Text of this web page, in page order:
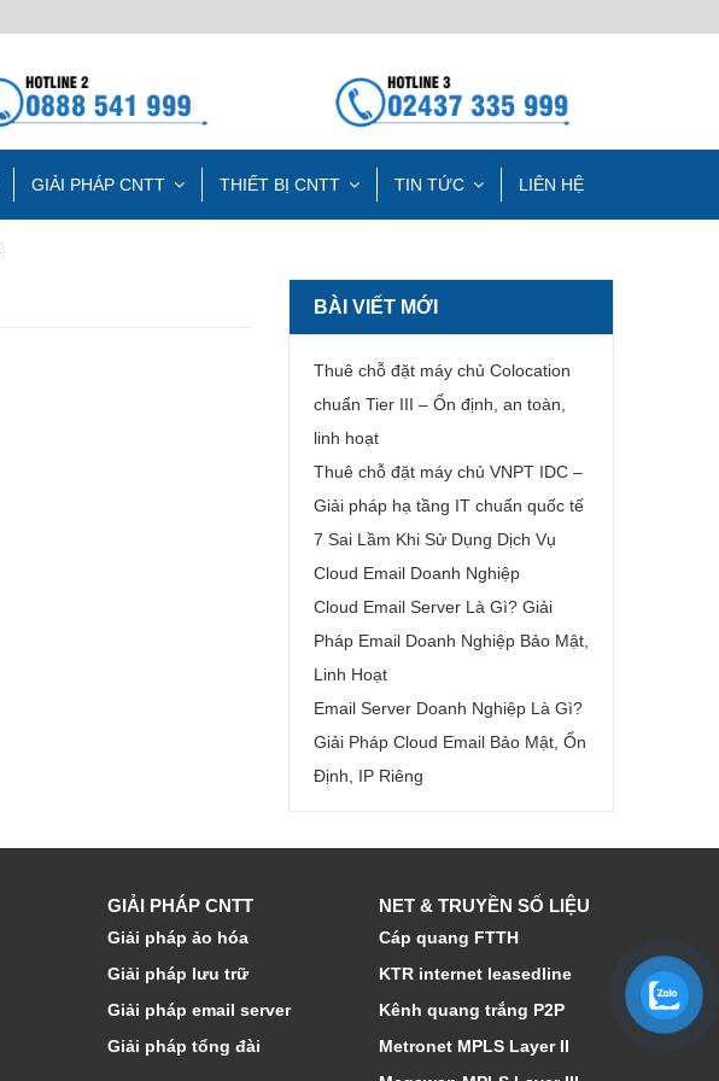
GIẢI PHÁP CNTT THIẾT BỊ CNTT TIN TỨC LIÊN HỆ
BÀI VIẾT MỚI
Thuê chỗ đặt máy chủ Colocation
chuẩn Tier III – Ổn định, an toàn,
linh hoạt
Thuê chỗ đặt máy chủ VNPT IDC –
Giải pháp hạ tầng IT chuẩn quốc tế
7 Sai Lầm Khi Sử Dụng Dịch Vụ
Cloud Email Doanh Nghiệp
Cloud Email Server Là Gì? Giải
Pháp Email Doanh Nghiệp Bảo Mật,
Linh Hoạt
Email Server Doanh Nghiệp Là Gì?
Giải Pháp Cloud Email Bảo Mật, Ổn
Định, IP Riêng
GIẢI PHÁP CNTT
Giải pháp ảo hóa
Giải pháp lưu trữ
Giải pháp email server
Giải pháp tổng đài
NET & TRUYỀN SỐ LIỆU
Cáp quang FTTH
KTR internet leasedline
Kênh quang trắng P2P
Metronet MPLS Layer II